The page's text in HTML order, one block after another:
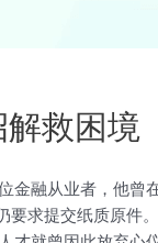
救困境
金融从业者，他曾
求提交纸质原件